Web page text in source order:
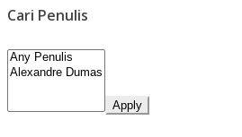
Cari Penulis
Apply